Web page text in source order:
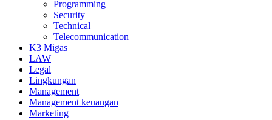
Programming
Security
Technical
Telecommunication
K3 Migas
LAW
Legal
Lingkungan
Management
Management keuangan
Marketing